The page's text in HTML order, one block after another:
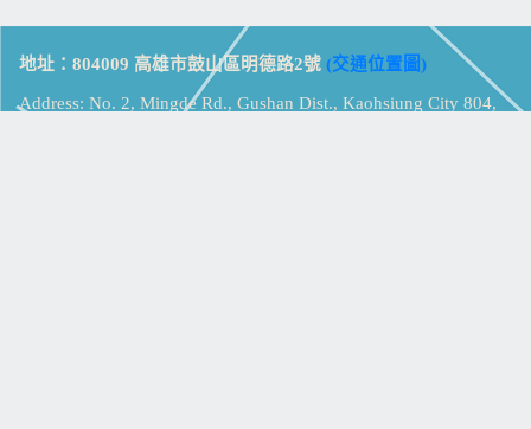
地址：804009 高雄市鼓山區明德路2號 (交通位置圖)
Address: No. 2, Mingde Rd., Gushan Dist., Kaohsiung City 804,